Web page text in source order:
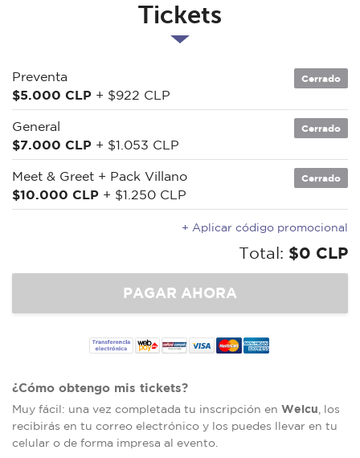
Tickets
Preventa
$5.000 CLP + $922 CLP
Cerrado
General
$7.000 CLP + $1.053 CLP
Cerrado
Meet & Greet + Pack Villano
$10.000 CLP + $1.250 CLP
Cerrado
+ Aplicar código promocional
Total: $0 CLP
¿Cómo obtengo mis tickets?
Muy fácil: una vez completada tu inscripción en Welcu , los
recibirás en tu correo electrónico y los puedes llevar en tu
celular o de forma impresa al evento.